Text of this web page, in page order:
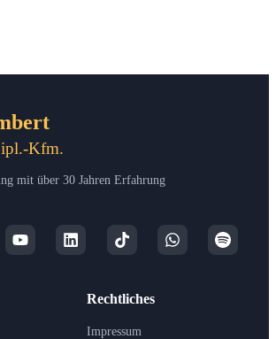
Kfm.
mit über 30 Jahren Erfahrung
Rechtliches
Impressum